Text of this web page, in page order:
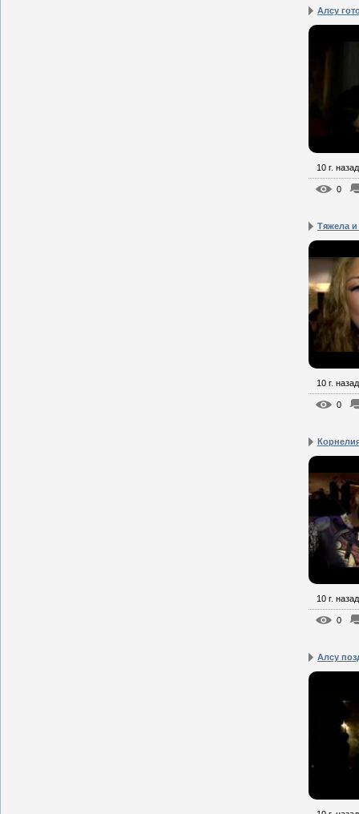
Алсу
10 г. назад
0
Тяжела и
10 г. назад
0
10 г. назад
0
Алсу